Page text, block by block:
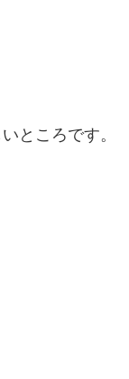
ところです。